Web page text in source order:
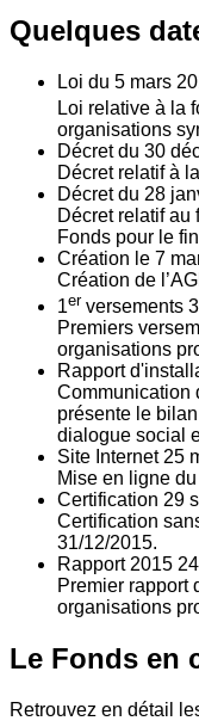
Quelques
Loi du 5 mars
Loi relative à la
organisations
Décret du 30
Décret relatif à
Décret du 28
Décret relatif au
Fonds pour le
Création le 7
Création de
1er versements 3
Premiers
organisations
Rapport
Communication
présente le
dialogue social
Site Internet 25
Mise en ligne
Certification 29
Certification
31/12/2015.
Rapport 2015 24
Premier rapport
organisations
Le Fonds en
Retrouvez en détail